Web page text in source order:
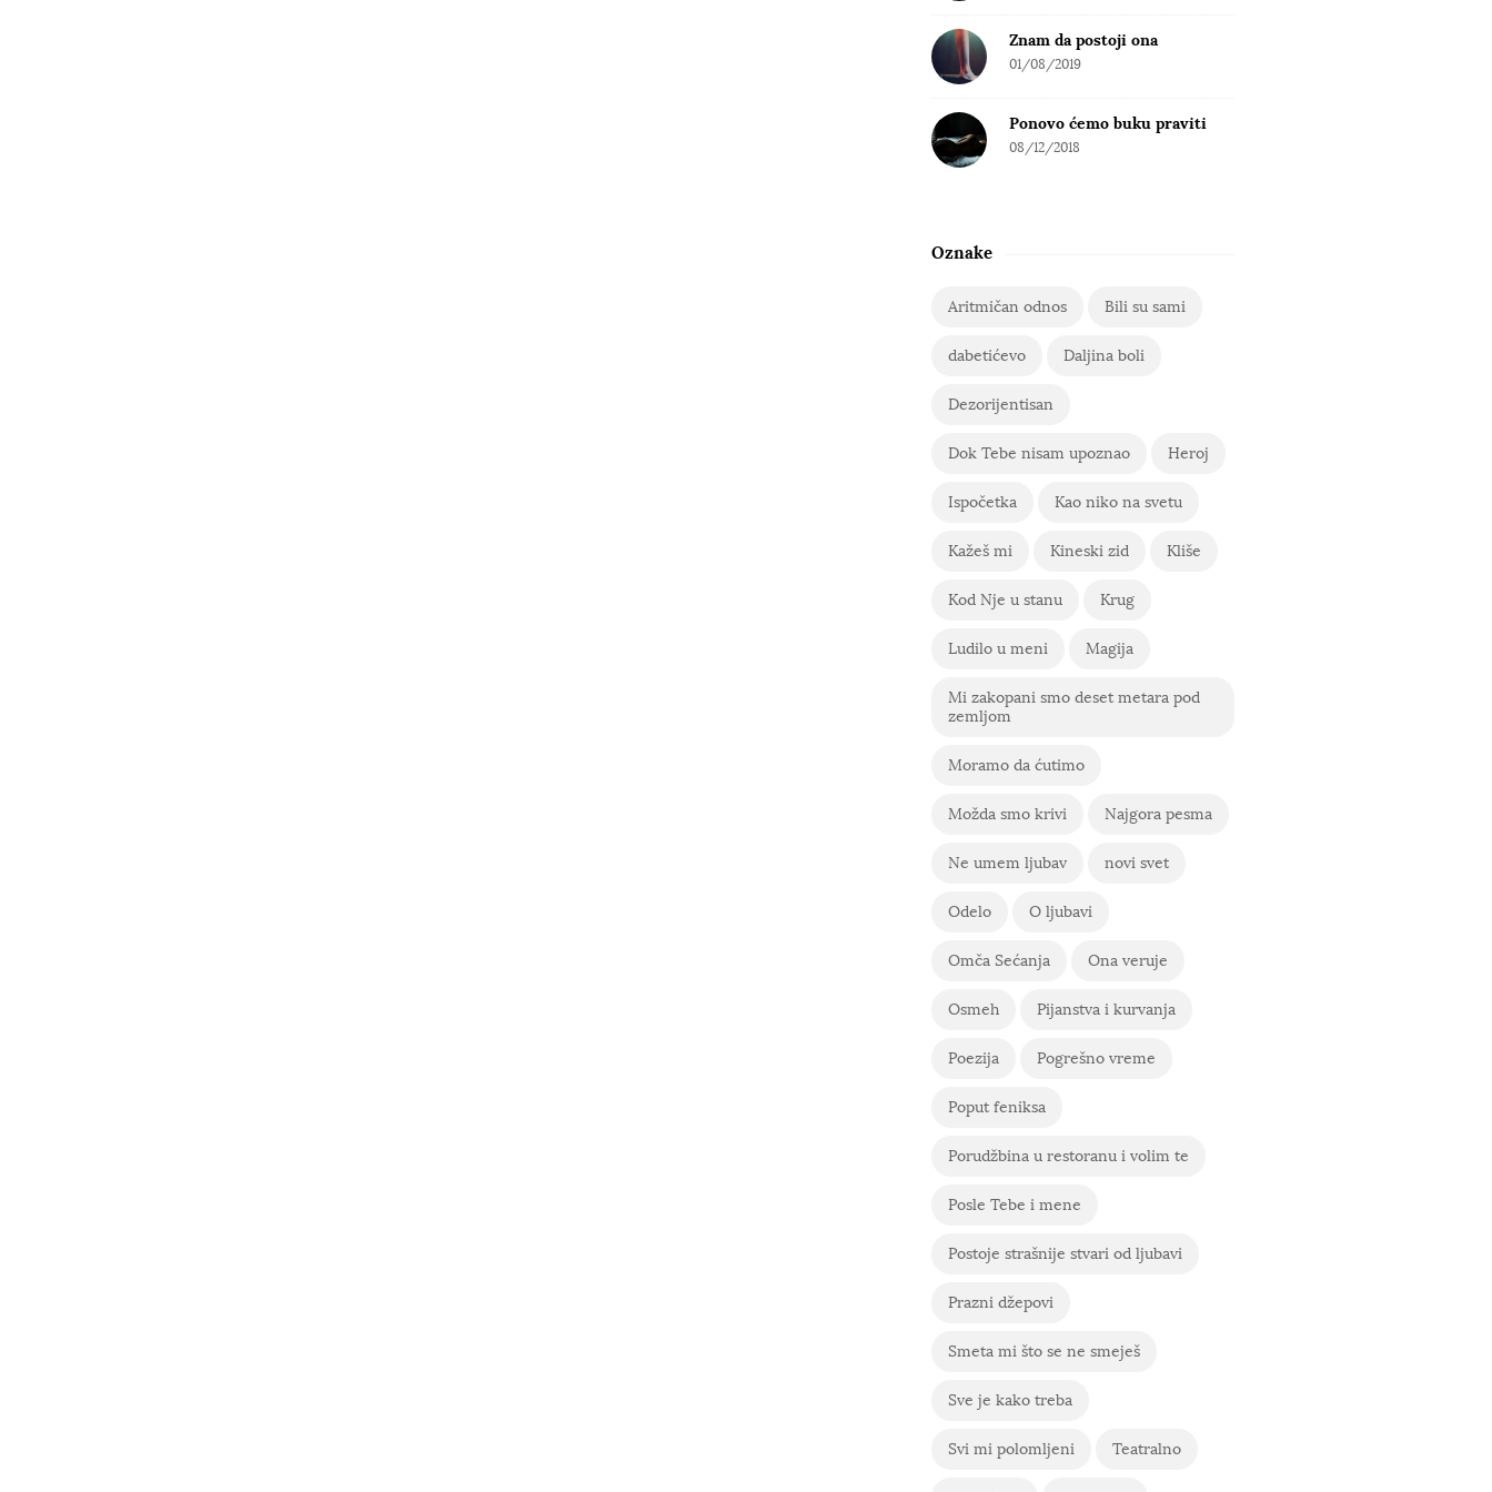
Znam da postoji ona
01/08/2019
Ponovo ćemo buku praviti
08/12/2018
Oznake
Aritmičan odnos Bili su sami
dabetićevo Daljina boli
Dezorijentisan
Dok Tebe nisam upoznao Heroj
Ispočetka Kao niko na svetu
Kažeš mi Kineski zid Kliše
Kod Nje u stanu Krug
Ludilo u meni Magija
Mi zakopani smo deset metara pod
zemljom
Moramo da ćutimo
Možda smo krivi Najgora pesma
Ne umem ljubav novi svet
Odelo O ljubavi
Omča Sećanja Ona veruje
Osmeh Pijanstva i kurvanja
Poezija Pogrešno vreme
Poput feniksa
Porudžbina u restoranu i volim te
Posle Tebe i mene
Postoje strašnije stvari od ljubavi
Prazni džepovi
Smeta mi što se ne smeješ
Sve je kako treba
Svi mi polomljeni Teatralno